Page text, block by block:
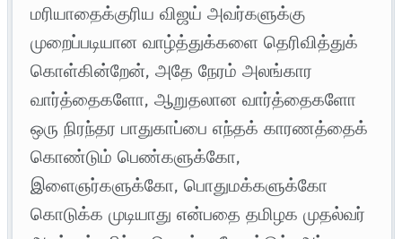
மரியாதைக்குரிய விஜய் அவர்களுக்கு
முறைப்படியான வாழ்த்துக்களை தெரிவித்துக்
கொள்கின்றேன், அதே நேரம் அலங்கார
வார்த்தைகளோ, ஆறுதலான வார்த்தைகளோ
ஒரு நிரந்தர பாதுகாப்பை எந்தக் காரணத்தைக்
கொண்டும் பெண்களுக்கோ,
இளைஞர்களுக்கோ, பொதுமக்களுக்கோ
கொடுக்க முடியாது என்பதை தமிழக முதல்வர்